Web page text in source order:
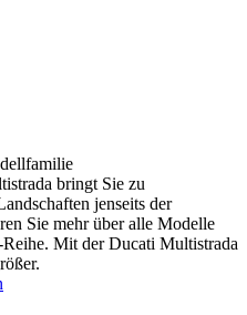
bringt Sie zu
jenseits der
Sie mehr über alle Modelle
Mit der Ducati Multistrada